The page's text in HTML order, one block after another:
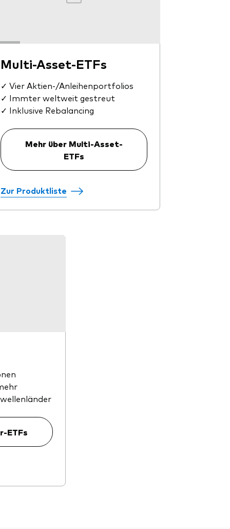
Multi-Asset-ETFs
✓ Vier Aktien-/Anleihenportfolios
✓ Immter weltweit gestreut
✓ Inklusive Rebalancing
Mehr über Multi-Asset-
ETFs
Zur Produktliste
ETFs